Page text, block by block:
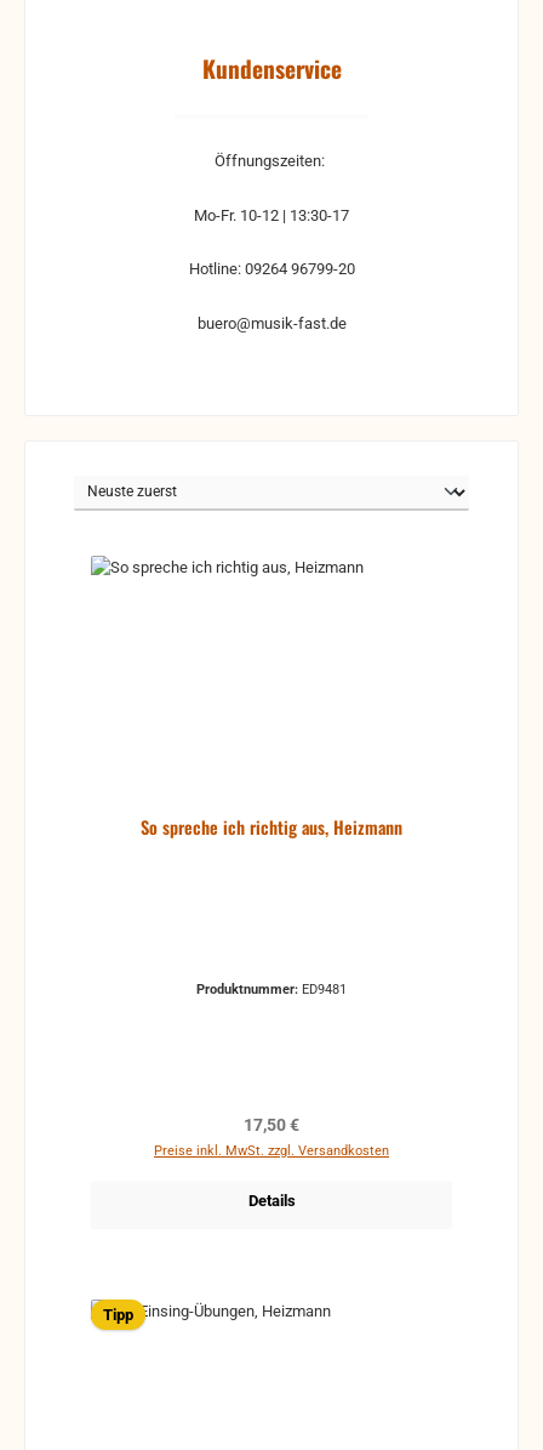
Kundenservice
Öffnungszeiten:
Mo-Fr. 10-12 | 13:30-17
Hotline: 09264 96799-20
buero@musik-fast.de
So spreche ich richtig aus, Heizmann
Produktnummer: ED9481
Regulärer Preis:
17,50 €
Preise inkl. MwSt. zzgl. Versandkosten
Details
Tipp